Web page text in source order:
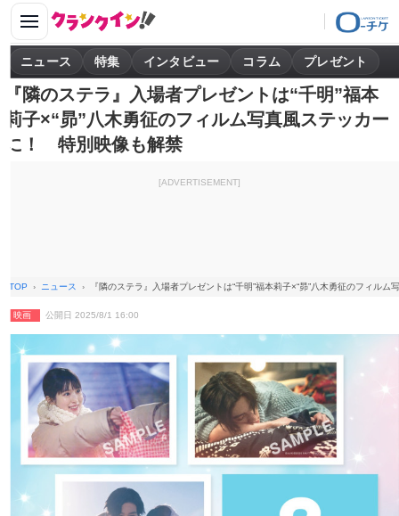
ニュース 特集 インタビュー コラム プレゼント
『隣のステラ』入場者プレゼントは“千明”福本
莉子×“昴”八木勇征のフィルム写真風ステッカー
に！ 特別映像も解禁
[ADVERTISEMENT]
TOP ニュース 『隣のステラ』入場者プレゼントは“千明”福本莉子×“昴”八木勇征のフィル
映画 公開日 2025/8/1 16:00